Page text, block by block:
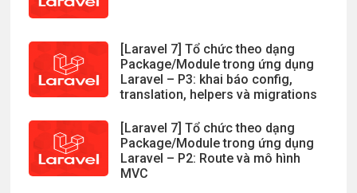
[Laravel 7] Tổ chức theo dạng
Package/Module trong ứng dụng
Laravel – P3: khai báo config,
translation, helpers và migrations
[Laravel 7] Tổ chức theo dạng
Package/Module trong ứng dụng
Laravel – P2: Route và mô hình
MVC